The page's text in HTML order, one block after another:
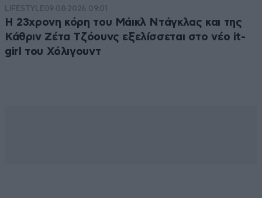
LIFESTYLE09·08·2026 09:01
Η 23χρονη κόρη τoυ Μάικλ Ντάγκλας και της
Κάθριν Ζέτα Τζόουνς εξελίσσεται στο νέο it-
girl του Χόλιγουντ